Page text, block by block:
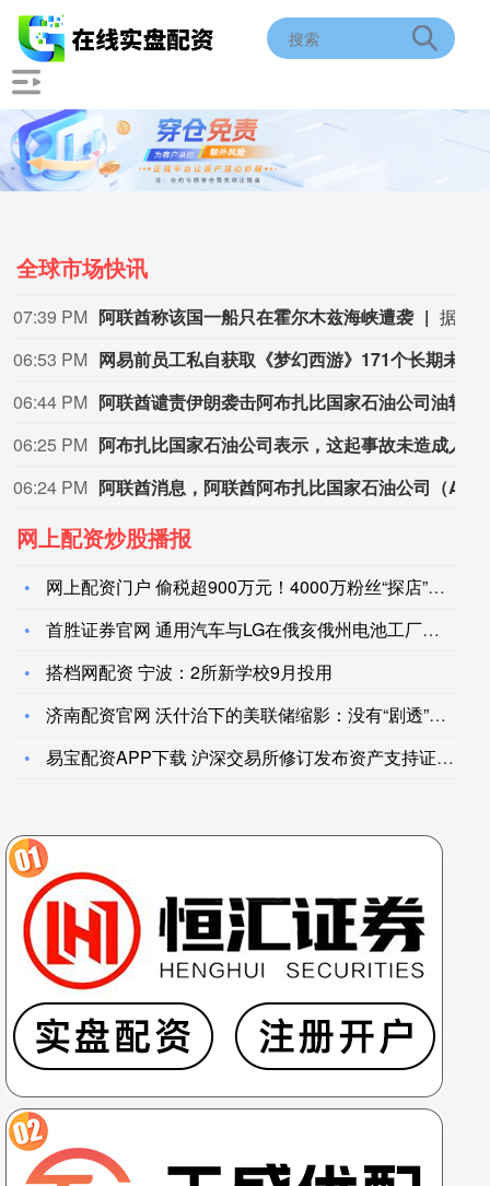
全球市场快讯
07:39 PM 阿联酋称该国一船只在霍尔木兹海峡遭袭
06:53 PM
06:44 PM
06:25 PM
06:24 PM
网上配资炒股播报
网上配资门户 偷税超900万元！4000万粉丝“探店”网红白
首胜证券官网 通用汽车与LG在俄亥俄州电池工厂的复工日期尚不
搭档网配资 宁波：2所新学校9月投用
济南配资官网 沃什治下的美联储缩影：没有“剧透”，加息概率随
易宝配资APP下载 沪深交易所修订发布资产支持证券相关指引